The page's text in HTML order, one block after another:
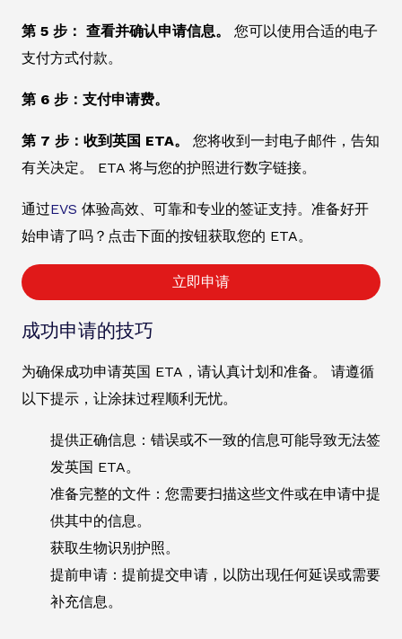
第 5 步： 查看并确认申请信息。
您可以使用合适的电子
支付方式付款。
第 6 步：支付申请费。
第 7 步：收到英国 ETA。
您将收到一封电子邮件，告知
有关决定。 ETA 将与您的护照进行数字链接。
通过EVS 体验高效、可靠和专业的签证支持。准备好开
始申请了吗？点击下面的按钮获取您的 ETA。
立即申请
成功申请的技巧
为确保成功申请英国 ETA，请认真计划和准备。 请遵循
以下提示，让涂抹过程顺利无忧。
提供正确信息：错误或不一致的信息可能导致无法签
发英国 ETA。
准备完整的文件：您需要扫描这些文件或在申请中提
供其中的信息。
获取生物识别护照。
提前申请：提前提交申请，以防出现任何延误或需要
补充信息。